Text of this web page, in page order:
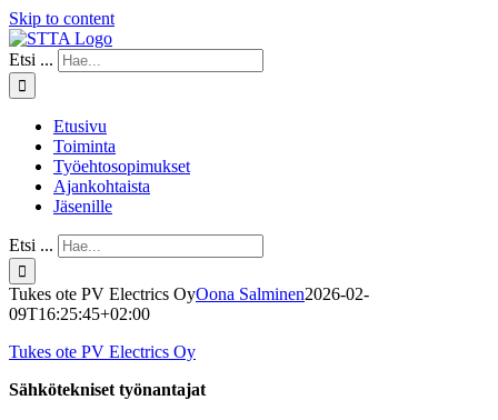
Skip to content
Etsi ...
Etusivu
Toiminta
Työehtosopimukset
Ajankohtaista
Jäsenille
Etsi ...
Tukes ote PV Electrics OyOona Salminen2026-02-
09T16:25:45+02:00
Tukes ote PV Electrics Oy
Sähkötekniset työnantajat